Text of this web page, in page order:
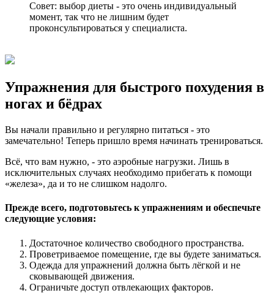
Совет: выбор диеты - это очень индивидуальный
момент, так что не лишним будет
проконсультироваться у специалиста.
Упражнения для быстрого похудения в
ногах и бёдрах
Вы начали правильно и регулярно питаться - это
замечательно! Теперь пришло время начинать тренироваться.
Всё, что вам нужно, - это аэробные нагрузки. Лишь в
исключительных случаях необходимо прибегать к помощи
«железа», да и то не слишком надолго.
Прежде всего, подготовьтесь к упражнениям и обеспечьте
следующие условия:
Достаточное количество свободного пространства.
Проветриваемое помещение, где вы будете заниматься.
Одежда для упражнений должна быть лёгкой и не
сковывающей движения.
Ограничьте доступ отвлекающих факторов.